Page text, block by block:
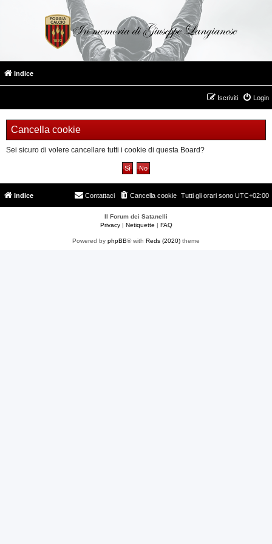
Indice
Login
Iscriviti
Cancella cookie
Sei sicuro di volere cancellare tutti i cookie di questa Board?
Indice Tutti gli orari sono UTC+02:00
Cancella cookie
Contattaci
Il Forum dei Satanelli
Privacy| Netiquette | FAQ
Powered by phpBB® with Reds (2020) theme